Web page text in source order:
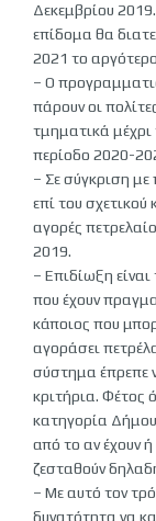
Δεκεμβρίου
επίδομα θα
2021 το
– Ο
πάρουν οι
τμηματικά μέχρι
περίοδο 2020-
– Σε σύγκριση
επί του σχετικού
αγορές
2019.
– Επιδίωξη
που έχουν
κάποιος που
αγοράσει
σύστημα έπρεπε
κριτήρια. Φέτος
κατηγορία
από το αν έχουν
ζεσταθούν
– Με αυτό τον
δυνατότητα να